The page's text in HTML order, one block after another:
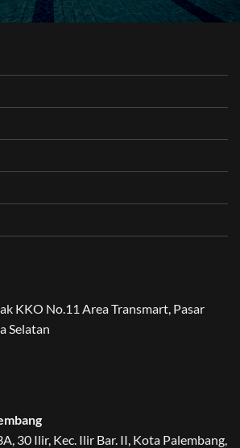
KKO No.11 Area Transmart, Pasar
Selatan
30 Ilir, Kec. Ilir Bar. II, Kota Palembang,